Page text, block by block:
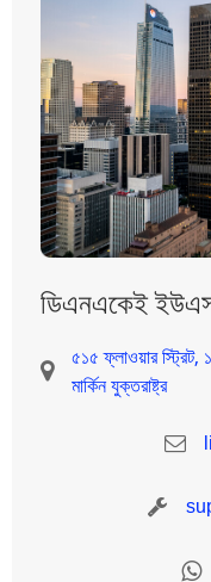
ডিএনএকেই
৫১৫ ফ্লাওয়ার
মার্কিন যুক্তরাষ্ট্র